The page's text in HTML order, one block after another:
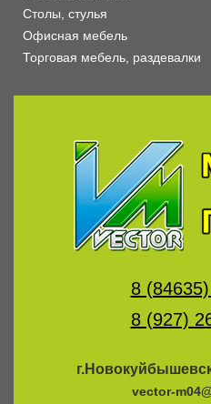
Столы, стулья
Офисная мебель
Торговая мебель, раздевалки
8
8 (927)
vector-